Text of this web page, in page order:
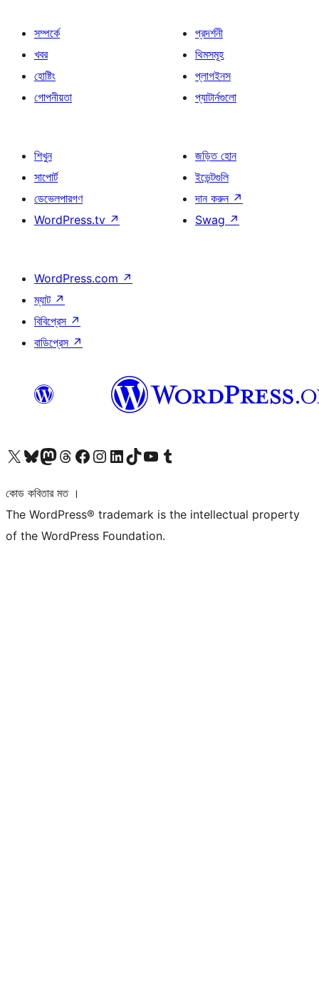
সম্পর্কে
খবর
হোষ্টিং
গোপনীয়তা
প্রদর্শনী
থিমসমূহ
প্লাগইনস
প্যাটার্নগুলো
শিখুন
সাপোর্ট
ডেভেলপারগণ
WordPress.tv ↗
জড়িত হোন
ইভেন্টগুলি
দান করুন ↗
Swag ↗
WordPress.com ↗
ম্যাট ↗
বিবিপ্রেস ↗
বাডিপ্রেস ↗
আমাদের X (আগের টুইটার) অ্যাকাউন্টে যানআমাদের Bluesky অ্যাকাউন্টটি দেখুনআমাদের মাস্টোডন অ্যাকাউন্টটি দেখুনআমাদের থ্রেডস অ্যাকাউন্টটি দেখুনআমাদের ফেসবুক পেজ দেখুনআমাদের ইন্সটাগ্রাম অ্যাকাউন্ট দেখুনআমাদের লিঙ্কডইন অ্যাকাউন্টে যানআমাদের TikTok অ্যাকাউন্টটি দেখুনআমাদের ইউটিউব চ্যানেলে যান আমাদের টাম্বলার অ্যাকাউন্ট দেখুন
কোড কবিতার মত ।
The WordPress® trademark is the intellectual property
of the WordPress Foundation.